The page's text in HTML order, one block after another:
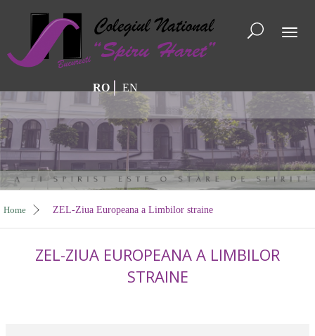
RO EN
Home ZEL-Ziua Europeana a Limbilor straine
ZEL-ZIUA EUROPEANA A LIMBILOR
STRAINE